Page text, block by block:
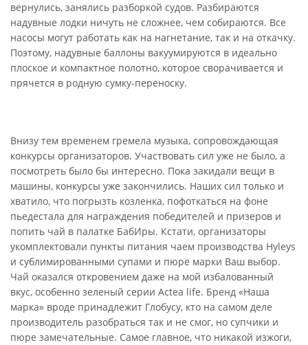
вернулись, занялись разборкой судов. Разбираются
надувные лодки ничуть не сложнее, чем собираются. Все
насосы могут работать как на нагнетание, так и на откачку.
Поэтому, надувные баллоны вакуумируются в идеально
плоское и компактное полотно, которое сворачивается и
прячется в родную сумку-переноску.
Внизу тем временем гремела музыка, сопровождающая
конкурсы организаторов. Участвовать сил уже не было, а
посмотреть было бы интересно. Пока закидали вещи в
машины, конкурсы уже закончились. Наших сил только и
хватило, что погрызть козленка, пофоткаться на фоне
пьедестала для награждения победителей и призеров и
попить чай в палатке БабИры. Кстати, организаторы
укомплектовали пункты питания чаем производства Hyleys
и сублимированными супами и пюре марки Ваш выбор.
Чай оказался откровением даже на мой избалованный
вкус, особенно зеленый серии Actea life. Бренд «Наша
марка» вроде принадлежит Глобусу, кто на самом деле
производитель разобраться так и не смог, но супчики и
пюре замечательные. Самое главное, что никакой изжоги,